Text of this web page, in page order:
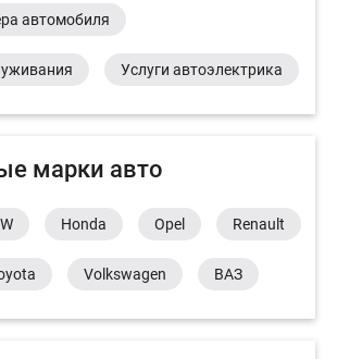
автомобиля
Услуги автоэлектрика
марки авто
Honda Opel Renault
Volkswagen ВАЗ